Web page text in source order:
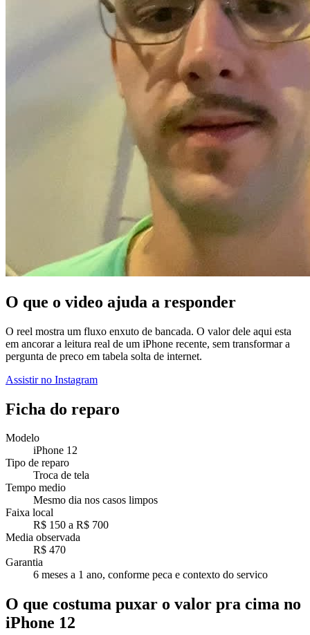
O que o video ajuda a responder
O reel mostra um fluxo enxuto de bancada. O valor dele aqui esta
em ancorar a leitura real de um iPhone recente, sem transformar a
pergunta de preco em tabela solta de internet.
Assistir no Instagram
Ficha do reparo
Modelo
iPhone 12
Tipo de reparo
Troca de tela
Tempo medio
Mesmo dia nos casos limpos
Faixa local
R$ 150 a R$ 700
Media observada
R$ 470
Garantia
6 meses a 1 ano, conforme peca e contexto do servico
O que costuma puxar o valor pra cima no
iPhone 12